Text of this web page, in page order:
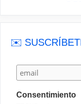
✉️
Consentimiento